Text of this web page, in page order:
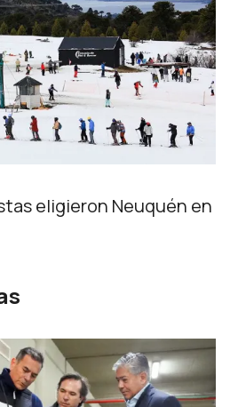
eligieron Neuquén en